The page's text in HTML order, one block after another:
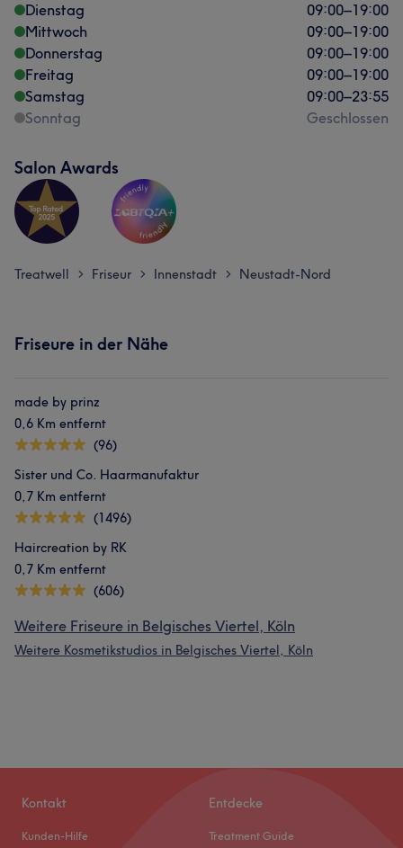
Was unsere Kunden über Sinem sagen
Sympathisch 11
Dienstag
09:00–19:00
Mittwoch
09:00–19:00
Donnerstag
09:00–19:00
Freitag
09:00–19:00
Samstag
09:00–23:55
Sonntag
Geschlossen
Salon Awards
Treatwell > Friseur > Innenstadt > Neustadt-Nord
Friseure in der Nähe
made by prinz
0,6 Km entfernt
(96)
Sister und Co. Haarmanufaktur
0,7 Km entfernt
(1496)
Haircreation by RK
0,7 Km entfernt
(606)
Weitere Friseure in Belgisches Viertel, Köln
Weitere Kosmetikstudios in Belgisches Viertel, Köln
Kontakt
Kunden-Hilfe
Entdecke
Treatment Guide